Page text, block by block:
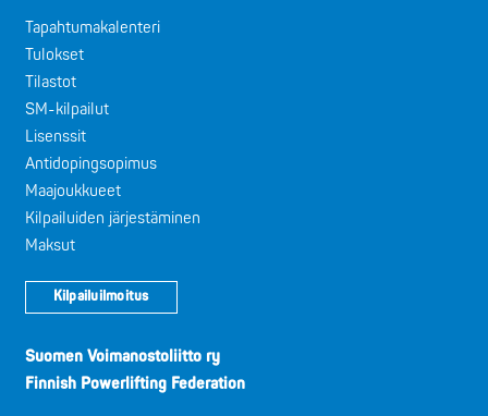
Tapahtumakalenteri
Tulokset
Tilastot
SM-kilpailut
Lisenssit
Antidopingsopimus
Maajoukkueet
Kilpailuiden järjestäminen
Maksut
Kilpailuilmoitus
Suomen Voimanostoliitto ry
Finnish Powerlifting Federation